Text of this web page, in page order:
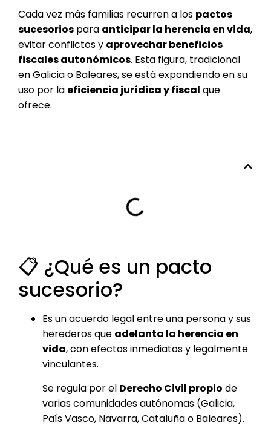
Cada vez más familias recurren a los pactos
sucesorios para anticipar la herencia en vida,
evitar conflictos y aprovechar beneficios
fiscales autonómicos. Esta figura, tradicional
en Galicia o Baleares, se está expandiendo en su
uso por la eficiencia jurídica y fiscal que
ofrece.
📋 ¿Qué es un pacto
sucesorio?
Es un acuerdo legal entre una persona y sus
herederos que adelanta la herencia en
vida, con efectos inmediatos y legalmente
vinculantes.
Se regula por el Derecho Civil propio de
varias comunidades autónomas (Galicia,
País Vasco, Navarra, Cataluña o Baleares).